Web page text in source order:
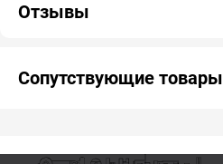
Отзывы
Сопутствующие товары